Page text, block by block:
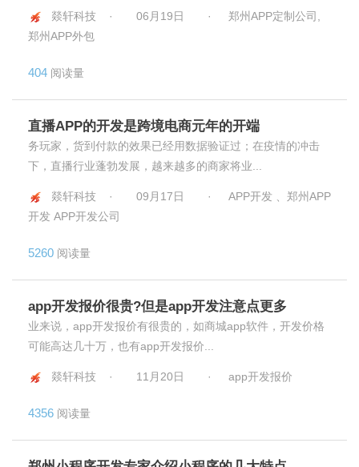
燚轩科技 · 06月19日 ·
郑州APP定制公司,
郑州APP外包
404 阅读量
直播APP的开发是跨境电商元年的开端
务玩家，货到付款的效果已经用数据验证过；在疫情的冲击
下，直播行业蓬勃发展，越来越多的商家将业...
燚轩科技 · 09月17日 ·
APP开发 、郑州APP
开发 APP开发公司
5260 阅读量
app开发报价很贵?但是app开发注意点更多
业来说，app开发报价有很贵的，如商城app软件，开发价格
可能高达几十万，也有app开发报价...
燚轩科技 · 11月20日 · app开发报价
4356 阅读量